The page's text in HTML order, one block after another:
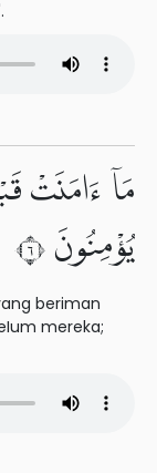
مَآ ءَامَنَتْ
يُؤْمِنُونَ ٦
beriman
mereka;